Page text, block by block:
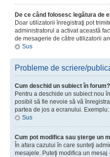
De ce când folosesc legătura de
Doar utilizatorii înregistraţi pot
administratorul a activat această
de mesagerie de către utilizatorii
Sus
Probleme de scriere/
Cum deschid un subiect în forum?
Pentru a deschide un subiect nou
posibil să fie nevoie să vă
partea de jos a ecranului.
Sus
Cum pot modifica sau şterge un
În afara cazului în care sunteţi
mesajele. Puteţi modifica un